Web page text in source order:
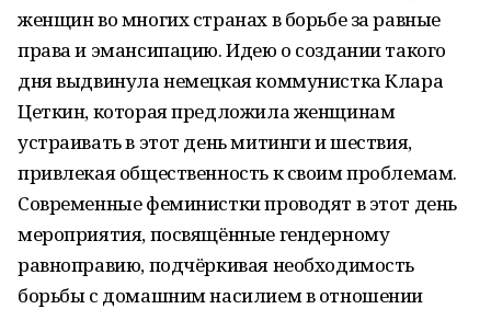
женщин во многих странах в борьбе за равные
права и эмансипацию. Идею о создании такого
дня выдвинула немецкая коммунистка Клара
Цеткин, которая предложила женщинам
устраивать в этот день митинги и шествия,
привлекая общественность к своим проблемам.
Современные феминистки проводят в этот день
мероприятия, посвящённые гендерному
равноправию, подчёркивая необходимость
борьбы с домашним насилием в отношении